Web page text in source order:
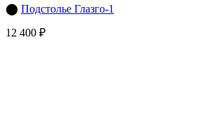
⬤ Подстолье Глазго-1
12 400 ₽